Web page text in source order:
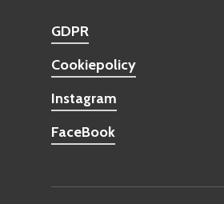
GDPR
Cookiepolicy
Instagram
FaceBook